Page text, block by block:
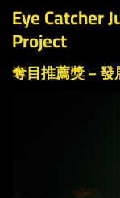
Eye Catcher
Project
奪目推薦獎 – 發